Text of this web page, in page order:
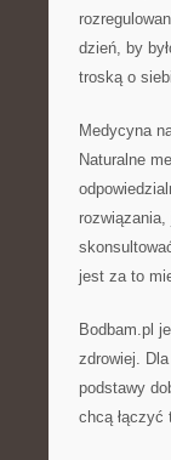
dzień, by
troską o
Medycyna
Naturalne
jest za to
Bodbam.pl
zdrowiej.
podstawy
chcą